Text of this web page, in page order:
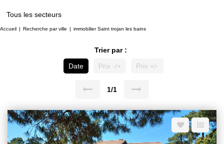
Tous les secteurs
Accueil Recherche par ville immobilier Saint trojan les bains
Trier par :
Date
Prix -/+ Prix +/-
1/1